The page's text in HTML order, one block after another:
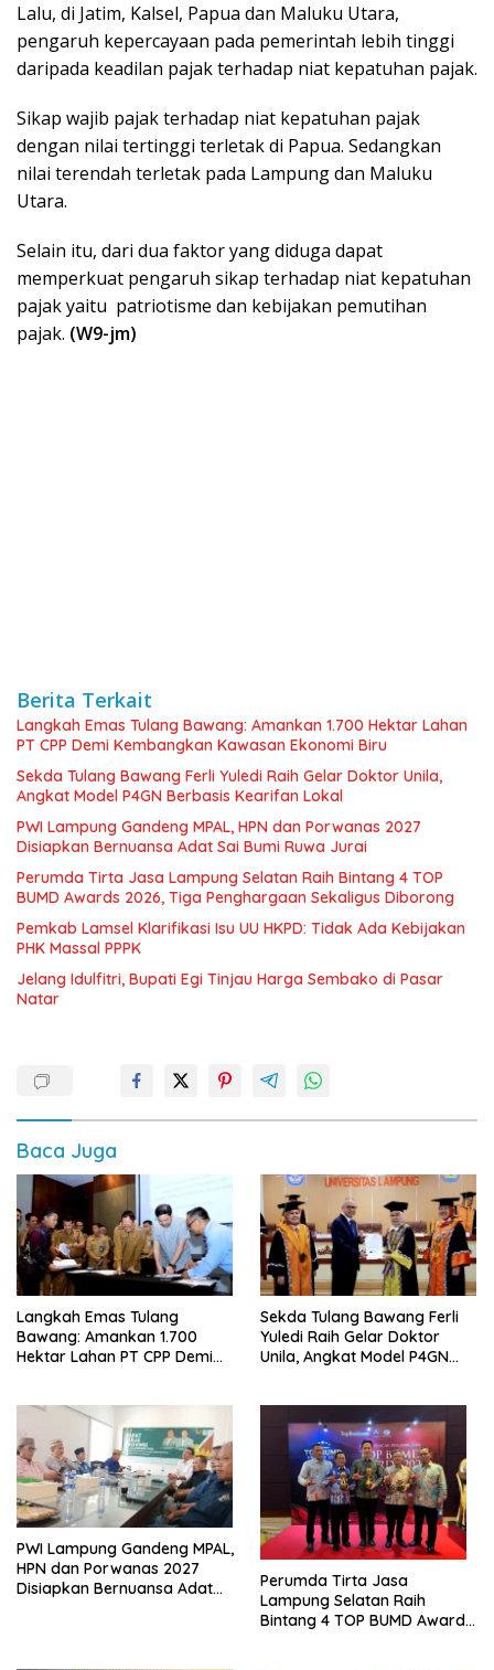
Lalu, di Jatim, Kalsel, Papua dan Maluku Utara,
pengaruh kepercayaan pada pemerintah lebih tinggi
daripada keadilan pajak terhadap niat kepatuhan pajak.
Sikap wajib pajak terhadap niat kepatuhan pajak
dengan nilai tertinggi terletak di Papua. Sedangkan
nilai terendah terletak pada Lampung dan Maluku
Utara.
Selain itu, dari dua faktor yang diduga dapat
memperkuat pengaruh sikap terhadap niat kepatuhan
pajak yaitu patriotisme dan kebijakan pemutihan
pajak. (W9-jm)
Berita Terkait
Langkah Emas Tulang Bawang: Amankan 1.700 Hektar Lahan
PT CPP Demi Kembangkan Kawasan Ekonomi Biru
Sekda Tulang Bawang Ferli Yuledi Raih Gelar Doktor Unila,
Angkat Model P4GN Berbasis Kearifan Lokal
PWI Lampung Gandeng MPAL, HPN dan Porwanas 2027
Disiapkan Bernuansa Adat Sai Bumi Ruwa Jurai
Perumda Tirta Jasa Lampung Selatan Raih Bintang 4 TOP
BUMD Awards 2026, Tiga Penghargaan Sekaligus Diborong
Pemkab Lamsel Klarifikasi Isu UU HKPD: Tidak Ada Kebijakan
PHK Massal PPPK
Jelang Idulfitri, Bupati Egi Tinjau Harga Sembako di Pasar
Natar
Baca Juga
Langkah Emas Tulang
Bawang: Amankan 1.700
Hektar Lahan PT CPP Demi
Sekda Tulang Bawang Ferli
Yuledi Raih Gelar Doktor
Unila, Angkat Model P4GN
PWI Lampung Gandeng MPAL,
HPN dan Porwanas 2027
Disiapkan Bernuansa Adat
Perumda Tirta Jasa
Lampung Selatan Raih
Bintang 4 TOP BUMD Awards